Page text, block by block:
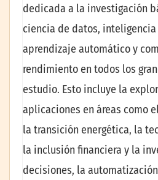
dedicada a la investigación
ciencia de datos,
aprendizaje automático y
rendimiento en todos los
estudio. Esto incluye la
aplicaciones en áreas como
la transición energética, la
la inclusión financiera y la
decisiones, la